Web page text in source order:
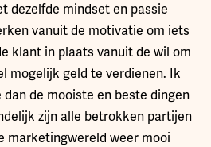
dezelfde mindset en passie
vanuit de motivatie om iets
klant in plaats vanuit de wil om
mogelijk geld te verdienen. Ik
de mooiste en beste dingen
zijn alle betrokken partijen
marketingwereld weer mooi